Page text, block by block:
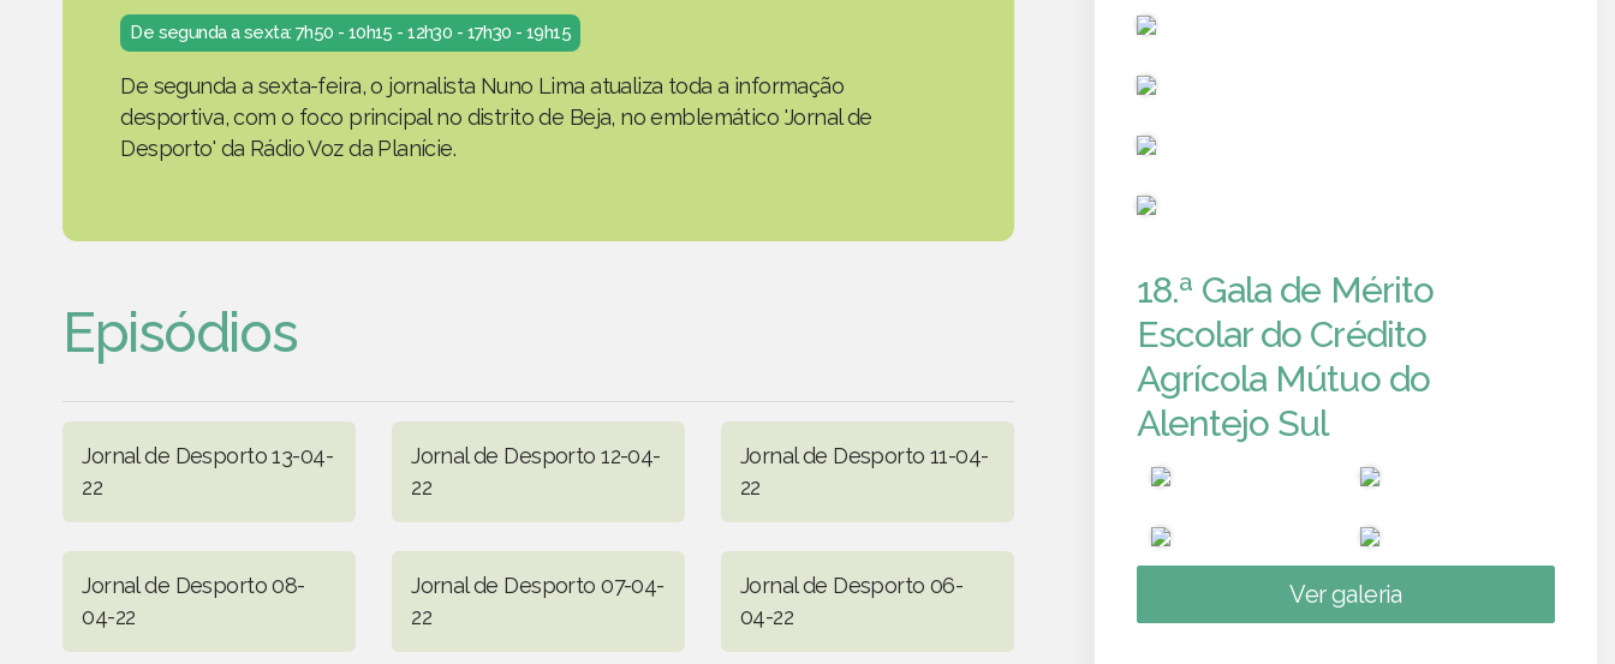
De segunda a sexta: 7h50 - 10h15 - 12h30 - 17h30 - 19h15
De segunda a sexta-feira, o jornalista Nuno Lima atualiza toda a informação
desportiva, com o foco principal no distrito de Beja, no emblemático 'Jornal de
Desporto' da Rádio Voz da Planície.
Episódios
Jornal de Desporto 13-04-
22
Jornal de Desporto 12-04-
22
Jornal de Desporto 11-04-
22
Jornal de Desporto 08-
04-22
Jornal de Desporto 07-04-
22
Jornal de Desporto 06-
04-22
18.ª Gala de Mérito
Escolar do Crédito
Agrícola Mútuo do
Alentejo Sul
Ver galeria